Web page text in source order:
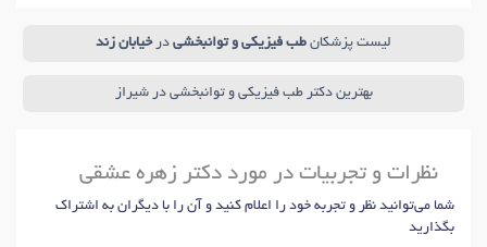
لیست پزشکان طب فیزیکی و توانبخشی درخیابان زند
بهترین دکتر طب فیزیکی و توانبخشی در شیراز
نظرات و تجربیات در مورد دکتر زهره عشقی
شما می‌توانید نظر و تجربه خود را اعلام کنید و آن را با دیگران به اشتراک
بگذارید